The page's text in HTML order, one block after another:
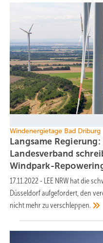
Windenergietage Bad Driburg
Langsame
Landesverband
Windpark-
17.11.2022 -
LEE NRW hat die
Düsseldorf aufgefordert, den
nicht mehr zuverschleppen.